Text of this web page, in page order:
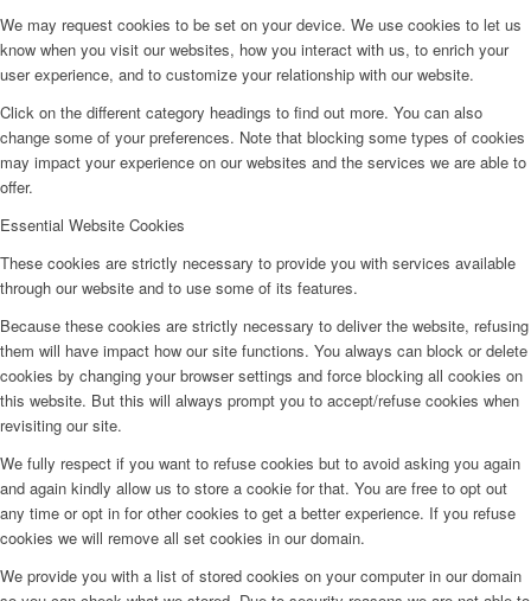
We may request cookies to be set on your device. We use cookies to let us
know when you visit our websites, how you interact with us, to enrich your
user experience, and to customize your relationship with our website.
Click on the different category headings to find out more. You can also
change some of your preferences. Note that blocking some types of cookies
may impact your experience on our websites and the services we are able to
offer.
Essential Website Cookies
These cookies are strictly necessary to provide you with services available
through our website and to use some of its features.
Because these cookies are strictly necessary to deliver the website, refusing
them will have impact how our site functions. You always can block or delete
cookies by changing your browser settings and force blocking all cookies on
this website. But this will always prompt you to accept/refuse cookies when
revisiting our site.
We fully respect if you want to refuse cookies but to avoid asking you again
and again kindly allow us to store a cookie for that. You are free to opt out
any time or opt in for other cookies to get a better experience. If you refuse
cookies we will remove all set cookies in our domain.
We provide you with a list of stored cookies on your computer in our domain